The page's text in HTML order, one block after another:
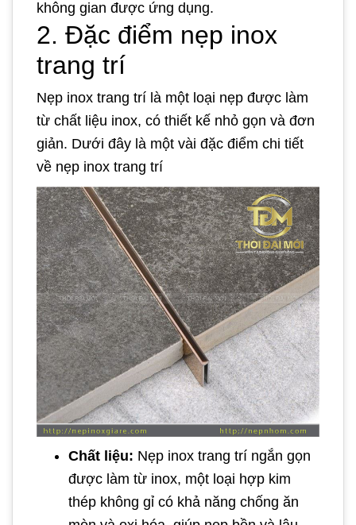
không gian được ứng dụng.
2. Đặc điểm nẹp inox
trang trí
Nẹp inox trang trí là một loại nẹp được làm
từ chất liệu inox, có thiết kế nhỏ gọn và đơn
giản. Dưới đây là một vài đặc điểm chi tiết
về nẹp inox trang trí
Chất liệu: Nẹp inox trang trí ngắn gọn
được làm từ inox, một loại hợp kim
thép không gỉ có khả năng chống ăn